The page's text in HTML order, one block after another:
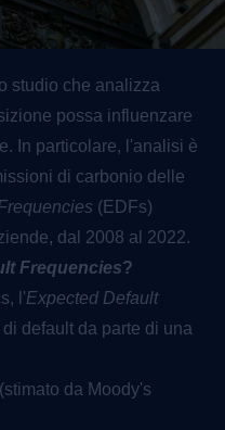
studio che analizza
possa influenzare
In particolare, l'analisi è
di carbonio delle
(EDFs)
dal 2008 al 2022.
Frequencies?
l'Expected Default
default da parte di una
da Moody's